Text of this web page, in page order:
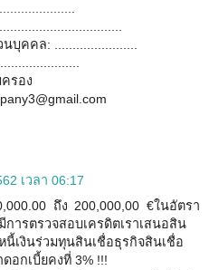
บุคคล: .......................
รอง
เวลา 06:17
ถึง 200,000,00 €ในอัตรา
การตรวจสอบเครดิตเราเสนอสิน
เงินร่วมทุนสินเชื่อธุรกิจสินเชื่อ
อกเบี้ยคงที่ 3% !!!